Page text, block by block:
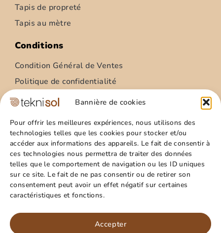
Bannière de cookies
Pour offrir les meilleures expériences, nous utilisons des
technologies telles que les cookies pour stocker et/ou
accéder aux informations des appareils. Le fait de consentir à
ces technologies nous permettra de traiter des données
telles que le comportement de navigation ou les ID uniques
sur ce site. Le fait de ne pas consentir ou de retirer son
consentement peut avoir un effet négatif sur certaines
caractéristiques et fonctions.
Accepter
Paillasson – relief palmes – 40x60cm
15,99€
Tapis de propreté
Tapis au mètre
Conditions
Condition Général de Ventes
Politique de confidentialité
Condition Général Utilisation
Site
Qui sommes nous ?
Guide pratique
Favoris